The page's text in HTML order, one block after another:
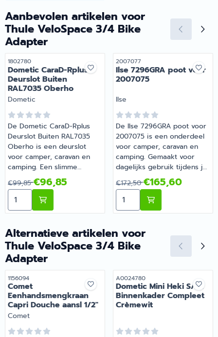
Aanbevolen artikelen voor
Thule VeloSpace 3/4 Bike
Adapter
Artikelnummer
1802780
Dometic CaraD-Rplus
Deurslot Buiten
RAL7035 Oberho
Merk:
Dometic
De Dometic CaraD-Rplus
Deurslot Buiten RAL7035
Oberho is een deurslot
voor camper, caravan en
camping. Een slimme
aanvulling op de uitrusting
van je camper of caravan.
Bij Barsema Recreatie,
specialist in camper- en
het juiste artikel met
persoonlijk advies.
Van 99,85 voor 96,85
€99,85€96,85
Aantal kiezen voor Dometic CaraD-Rplus Deurslot
Artikelnummer
2007077
Ilse 7296GRA poot voor
2007075
Merk:
Ilse
De Ilse 7296GRA poot voor
2007075 is een onderdeel
voor camper, caravan en
camping. Gemaakt voor
dagelijks gebruik tijdens je
vakanties en weekendtrips.
Bij Barsema Recreatie,
specialist in camper- en
caravanonderdelen, vind je
Van 172,50 voor 165,60
€172,50€165,60
Aantal kiezen voor Ilse
Alternatieve artikelen voor
Thule VeloSpace 3/4 Bike
Adapter
Artikelnummer
1156094
Comet
Eenhandsmengkraan
Capri Douche aansl 1/2''
Merk:
Comet
Artikelnummer
A0024780
Dometic Mini Heki S/FL
Binnenkader Compleet
Crèmewit